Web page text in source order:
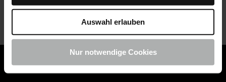
Auswahl erlauben
Nur notwendige Cookies
COLOURLOCK ist jetzt Teil von KochChemie -
COLOURLOCK Produkte shoppen